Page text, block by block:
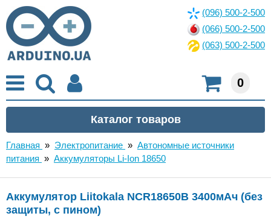
(096) 500-2-500
(066) 500-2-500
(063) 500-2-500
0
Главная » Электропитание » Автономные источники
питания » Аккумуляторы Li-Ion 18650
Аккумулятор Liitokala NCR18650B 3400мАч (без
защиты, с пином)